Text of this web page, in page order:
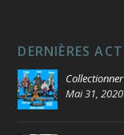
DERNIÈRES
Mai 31, 2020